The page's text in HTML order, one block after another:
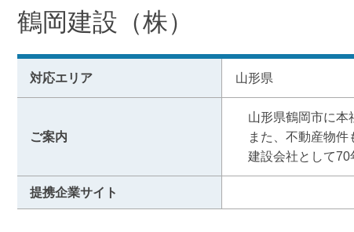
鶴岡建設（株）
対応エリア 山形県
ご案内
山形県鶴岡市に本
また、不動産物件
建設会社として70
提携企業サイト